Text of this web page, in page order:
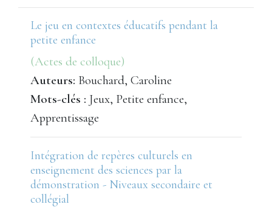
Le jeu en contextes éducatifs pendant la
petite enfance
(Actes de colloque)
Auteurs: Bouchard, Caroline
Mots-clés : Jeux, Petite enfance,
Apprentissage
Intégration de repères culturels en
enseignement des sciences par la
démonstration - Niveaux secondaire et
collégial